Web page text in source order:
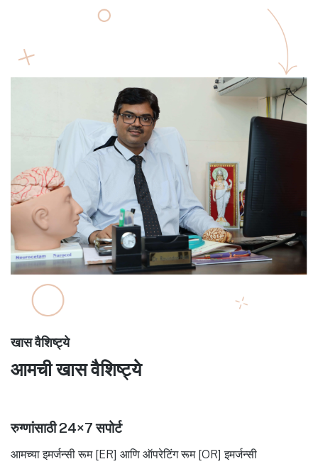
खास वैशिष्ट्ये
आमची खास वैशिष्ट्ये
रुग्णांसाठी 24×7 सपोर्ट
आमच्या इमर्जन्सी रूम [ER] आणि ऑपरेटिंग रूम [OR] इमर्जन्सी